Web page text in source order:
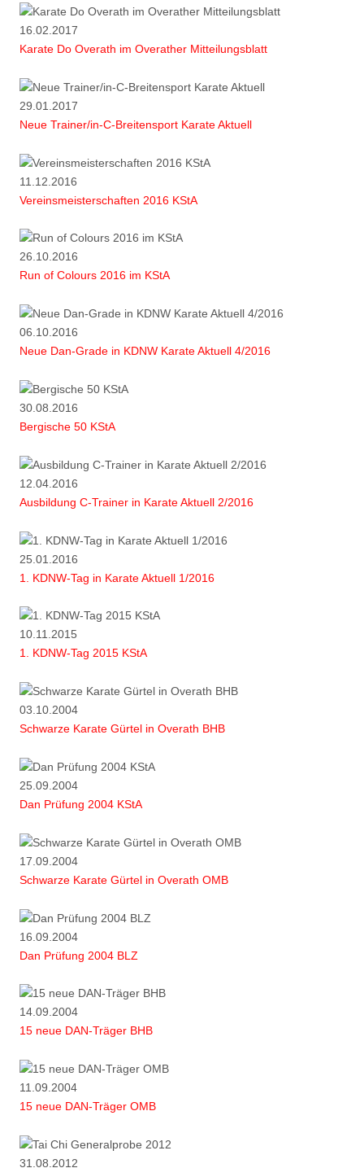
16.02.2017
Karate Do Overath im Overather Mitteilungsblatt
29.01.2017
Neue Trainer/in-C-Breitensport Karate Aktuell
11.12.2016
Vereinsmeisterschaften 2016 KStA
26.10.2016
Run of Colours 2016 im KStA
06.10.2016
Neue Dan-Grade in KDNW Karate Aktuell 4/2016
30.08.2016
Bergische 50 KStA
12.04.2016
Ausbildung C-Trainer in Karate Aktuell 2/2016
25.01.2016
1. KDNW-Tag in Karate Aktuell 1/2016
10.11.2015
1. KDNW-Tag 2015 KStA
03.10.2004
Schwarze Karate Gürtel in Overath BHB
25.09.2004
Dan Prüfung 2004 KStA
17.09.2004
Schwarze Karate Gürtel in Overath OMB
16.09.2004
Dan Prüfung 2004 BLZ
14.09.2004
15 neue DAN-Träger BHB
11.09.2004
15 neue DAN-Träger OMB
31.08.2012